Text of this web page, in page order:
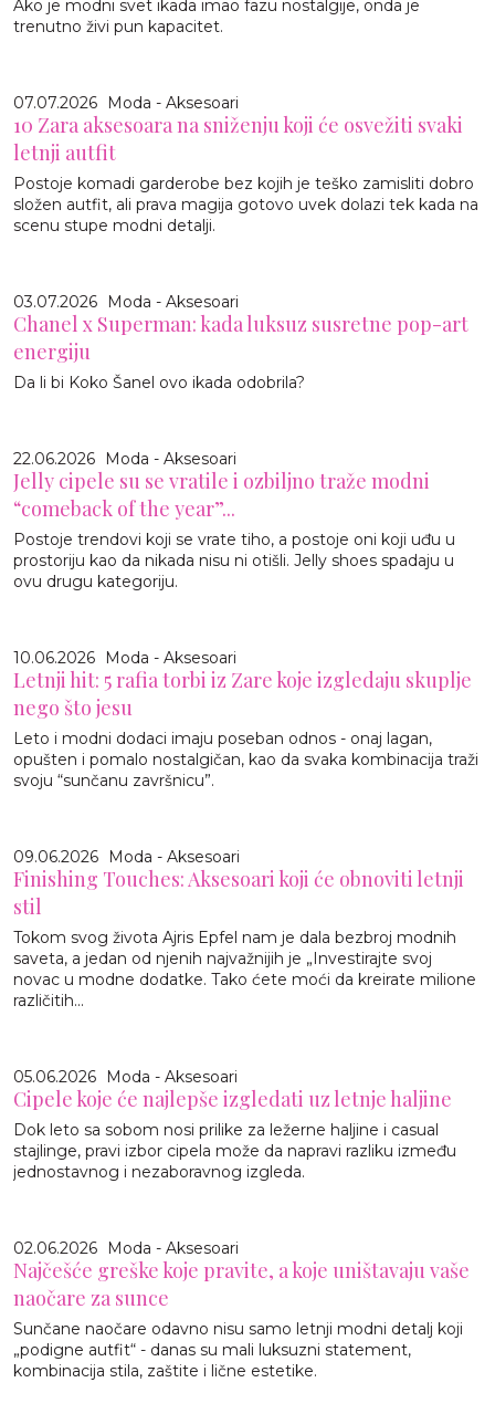
Ako je modni svet ikada imao fazu nostalgije, onda je
trenutno živi pun kapacitet.
07.07.2026 Moda - Aksesoari
10 Zara aksesoara na sniženju koji će osvežiti svaki
letnji autfit
Postoje komadi garderobe bez kojih je teško zamisliti dobro
složen autfit, ali prava magija gotovo uvek dolazi tek kada na
scenu stupe modni detalji.
03.07.2026 Moda - Aksesoari
Chanel x Superman: kada luksuz susretne pop-art
energiju
Da li bi Koko Šanel ovo ikada odobrila?
22.06.2026 Moda - Aksesoari
Jelly cipele su se vratile i ozbiljno traže modni
“comeback of the year”...
Postoje trendovi koji se vrate tiho, a postoje oni koji uđu u
prostoriju kao da nikada nisu ni otišli. Jelly shoes spadaju u
ovu drugu kategoriju.
10.06.2026 Moda - Aksesoari
Letnji hit: 5 rafia torbi iz Zare koje izgledaju skuplje
nego što jesu
Leto i modni dodaci imaju poseban odnos - onaj lagan,
opušten i pomalo nostalgičan, kao da svaka kombinacija traži
svoju “sunčanu završnicu”.
09.06.2026 Moda - Aksesoari
Finishing Touches: Aksesoari koji će obnoviti letnji
stil
Tokom svog života Ajris Epfel nam je dala bezbroj modnih
saveta, a jedan od njenih najvažnijih je „Investirajte svoj
novac u modne dodatke. Tako ćete moći da kreirate milione
različitih...
05.06.2026 Moda - Aksesoari
Cipele koje će najlepše izgledati uz letnje haljine
Dok leto sa sobom nosi prilike za ležerne haljine i casual
stajlinge, pravi izbor cipela može da napravi razliku između
jednostavnog i nezaboravnog izgleda.
02.06.2026 Moda - Aksesoari
Najčešće greške koje pravite, a koje uništavaju vaše
naočare za sunce
Sunčane naočare odavno nisu samo letnji modni detalj koji
„podigne autfit“ - danas su mali luksuzni statement,
kombinacija stila, zaštite i lične estetike.